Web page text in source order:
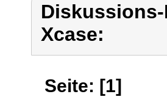
Xcase:
Seite: [1]